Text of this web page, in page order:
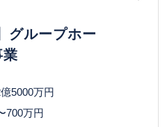
グループホー
業
5000万円
700万円